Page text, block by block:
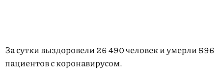
За сутки выздоровели 26 490 человек и умерли 596
пациентов с коронавирусом.